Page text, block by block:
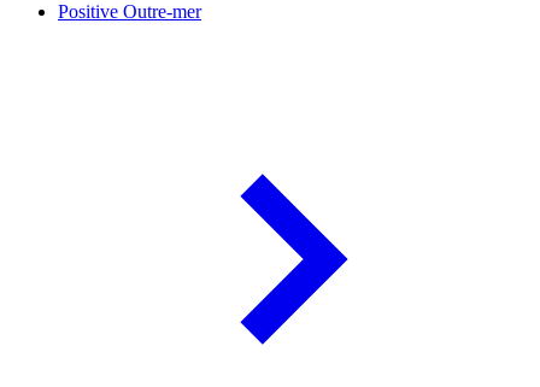
Positive Outre-mer